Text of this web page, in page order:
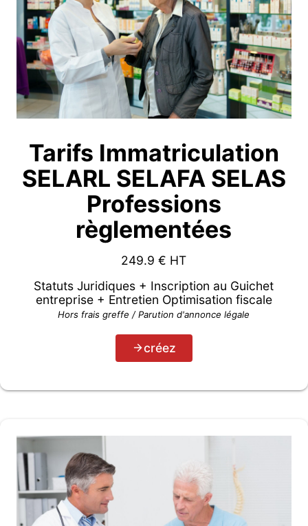
Tarifs Immatriculation
SELARL SELAFA SELAS
Professions
règlementées
249.9 € HT
Statuts Juridiques + Inscription au Guichet
entreprise + Entretien Optimisation fiscale
Hors frais greffe / Parution d'annonce légale
créez